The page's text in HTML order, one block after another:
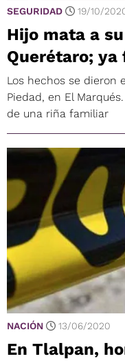
SEGURIDAD 19/10/
Hijo mata a
Querétaro;
Los hechos se dieron
Piedad, en El
de una riña familiar
NACIÓN 13/06/2020
En Tlalpan,